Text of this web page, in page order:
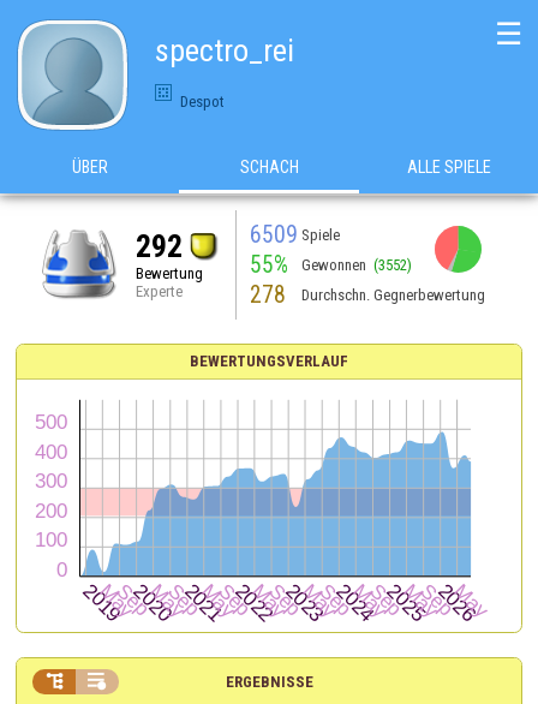
spectro_rei
Despot
☰
ÜBER SCHACH ALLE SPIELE
292
Bewertung
Experte
6509 Spiele
55% Gewonnen (3552)
278 Durchschn. Gegnerbewertung
BEWERTUNGSVERLAUF
ERGEBNISSE
 